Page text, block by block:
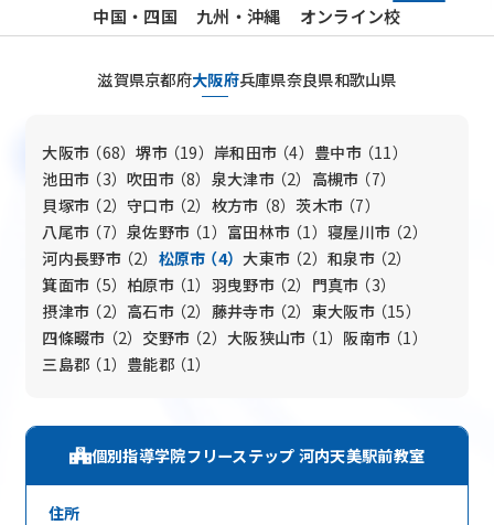
Access
教室一覧
Blog
ブログ
Company 会社概要
Privacy Policy プライバシーポリシー
Follow Us
中国・四国
九州・沖縄 オンライン校
滋賀県京都府大阪府兵庫県奈良県和歌山県
大阪市（68）堺市（19） 岸和田市（4） 豊中市（11）
池田市（3）吹田市（8） 泉大津市（2） 高槻市（7）
貝塚市（2）守口市（2） 枚方市（8）茨木市（7）
八尾市（7）泉佐野市（1） 富田林市（1） 寝屋川市（2）
河内長野市（2） 松原市（4）大東市（2） 和泉市（2）
箕面市（5） 柏原市（1） 羽曳野市（2） 門真市（3）
摂津市（2） 高石市（2） 藤井寺市（2） 東大阪市（15）
四條畷市（2） 交野市（2） 大阪狭山市（1） 阪南市（1）
三島郡（1） 豊能郡（1）
個別指導学院フリーステップ 河内天美駅前教室
住所